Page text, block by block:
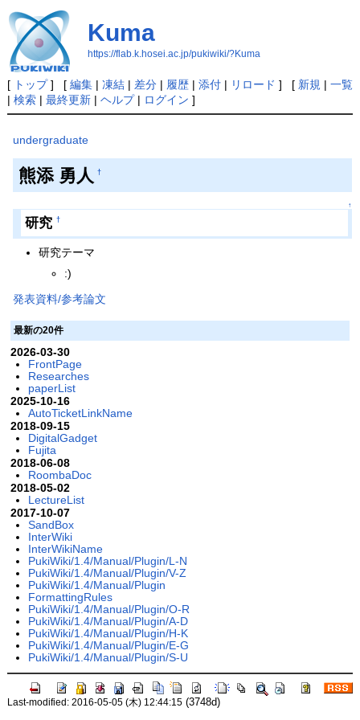
Kuma
https://flab.k.hosei.ac.jp/pukiwiki/?Kuma
[ トップ] [ 編集| 凍結| 差分| 履歴| 添付| リロード ] [ 新規 | 一覧
| 検索| 最終更新| ヘルプ| ログイン ]
undergraduate
熊添 勇人 †
↑
研究 †
研究テーマ
:)
発表資料/参考論文
最新の20件
2026-03-30
FrontPage
Researches
paperList
2025-10-16
AutoTicketLinkName
2018-09-15
DigitalGadget
Fujita
2018-06-08
RoombaDoc
2018-05-02
LectureList
2017-10-07
SandBox
InterWiki
InterWikiName
PukiWiki/1.4/Manual/Plugin/L-N
PukiWiki/1.4/Manual/Plugin/V-Z
PukiWiki/1.4/Manual/Plugin
FormattingRules
PukiWiki/1.4/Manual/Plugin/O-R
PukiWiki/1.4/Manual/Plugin/A-D
PukiWiki/1.4/Manual/Plugin/H-K
PukiWiki/1.4/Manual/Plugin/E-G
PukiWiki/1.4/Manual/Plugin/S-U
Last-modified: 2016-05-05 (木) 12:44:15(3748d)